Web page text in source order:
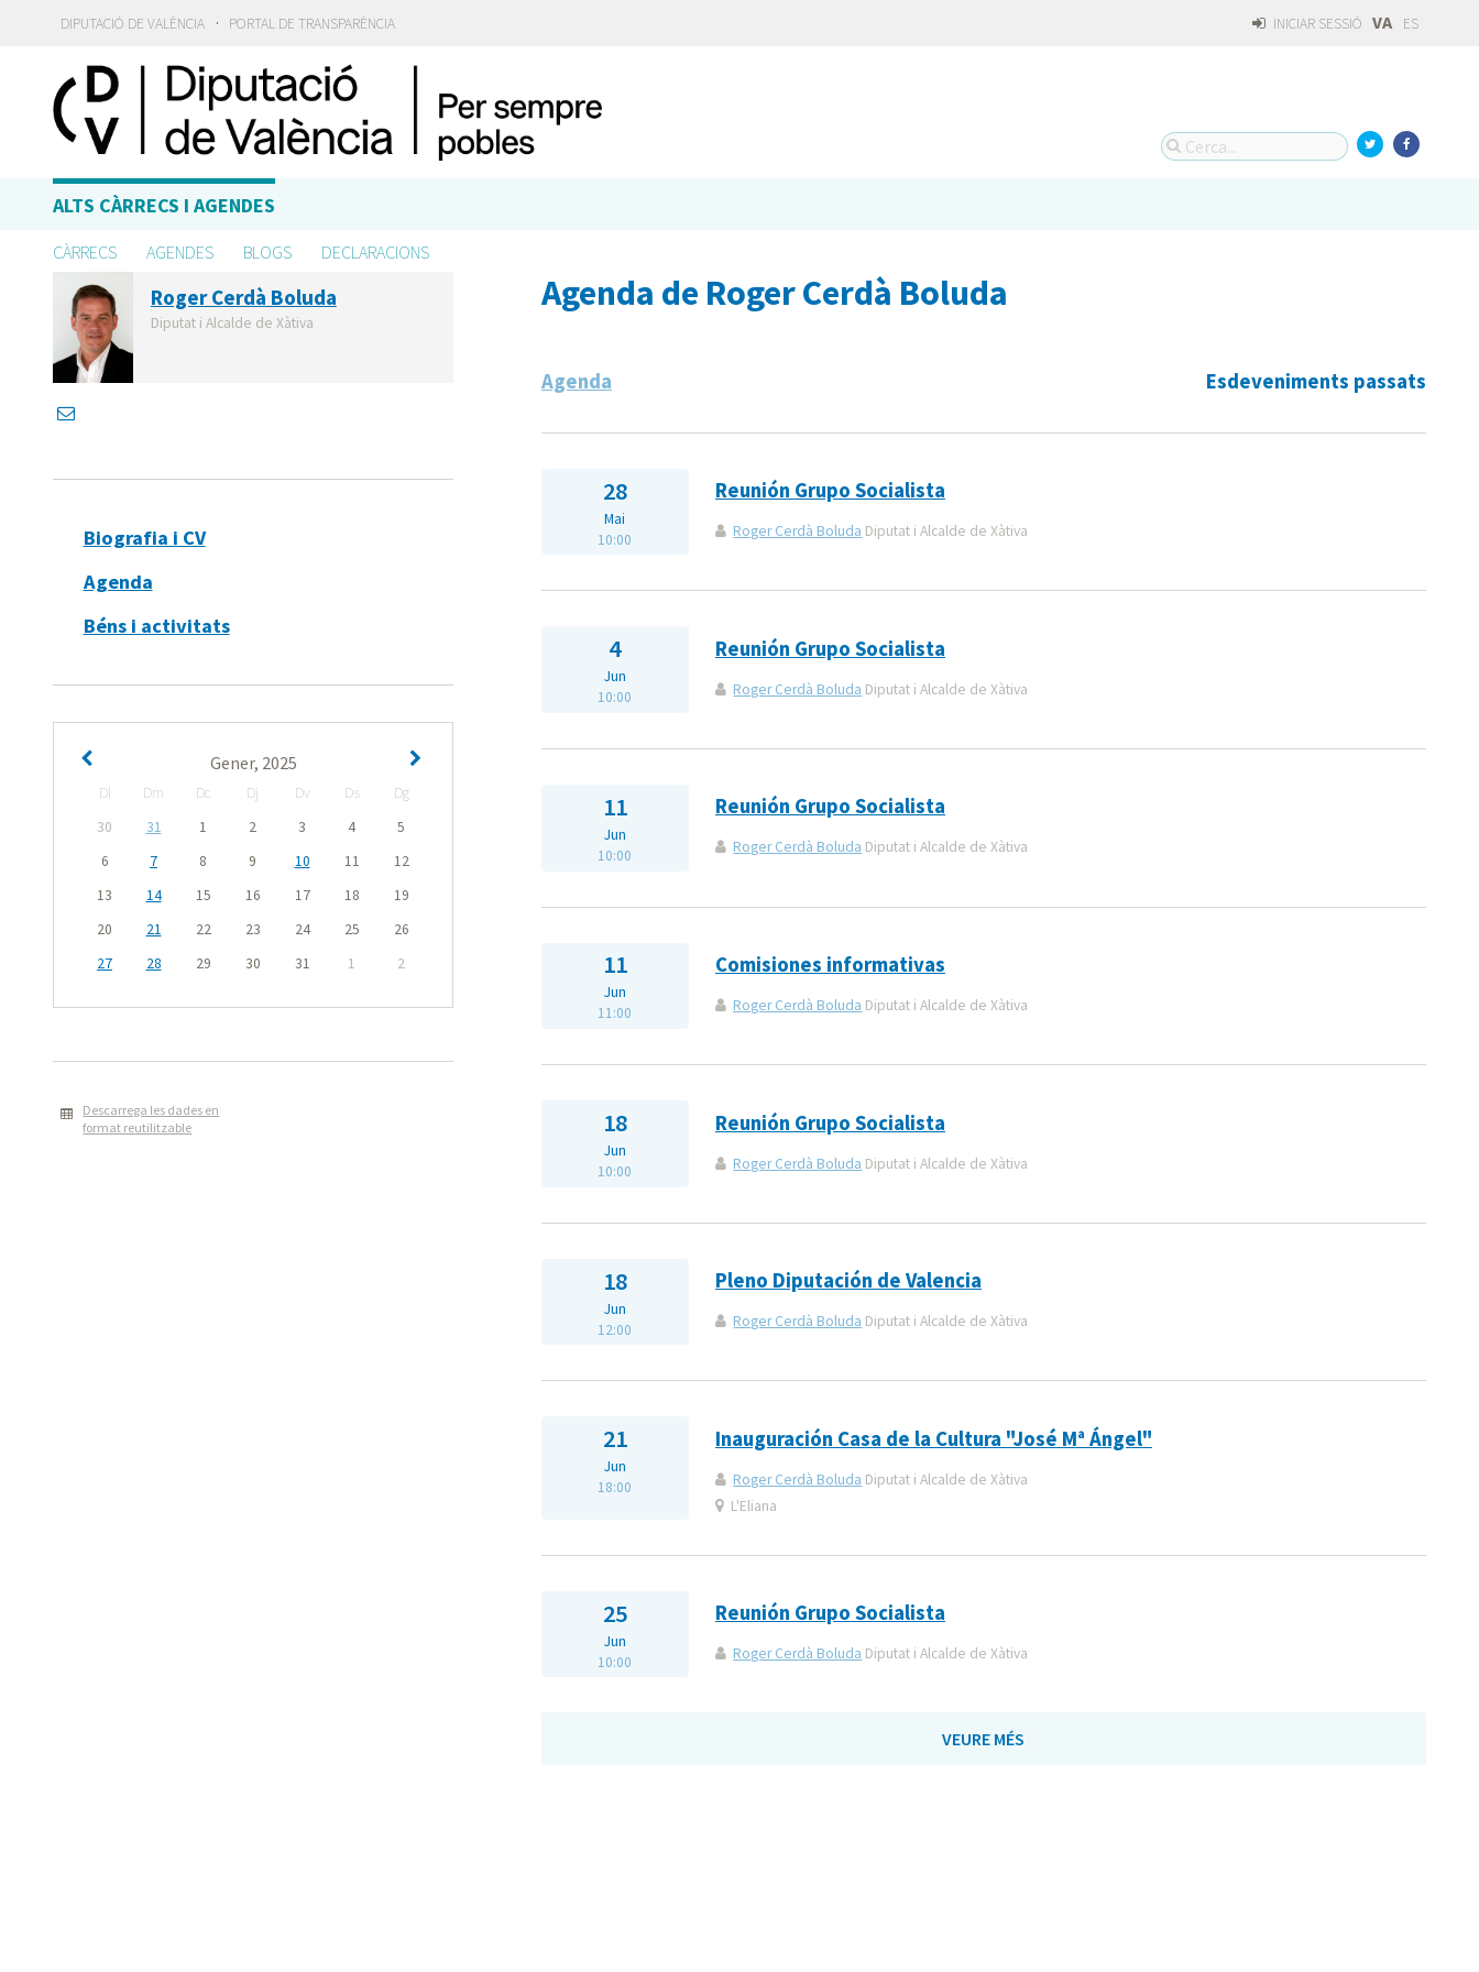
DIPUTACIÓ DE VALÈNCIA · PORTAL DE TRANSPARÈNCIA INICIAR SESSIÓ VA ES
ALTS CÀRRECS I AGENDES
CÀRRECS AGENDES BLOGS DECLARACIONS
Roger Cerdà Boluda
Diputat i Alcalde de Xàtiva
Biografia i CV
Agenda
Béns i activitats
Gener, 2025
Dl Dm Dc Dj Dv Ds
Dg
30
31 1 2 3 4
5
6
7 8 9 10 11
12
13
14 15 16 17 18
19
20
21 22 23 24 25
26
27
28 29 30 31 1 2
Descarrega les dades en
format reutilitzable
Agenda de Roger Cerdà Boluda
Agenda Esdeveniments passats
28
Mai
10:00
Reunión Grupo Socialista
Roger Cerdà Boluda Diputat i Alcalde de Xàtiva
4
Jun
10:00
Reunión Grupo Socialista
Roger Cerdà Boluda Diputat i Alcalde de Xàtiva
11
Jun
10:00
Reunión Grupo Socialista
Roger Cerdà Boluda Diputat i Alcalde de Xàtiva
11
Jun
11:00
Comisiones informativas
Roger Cerdà Boluda Diputat i Alcalde de Xàtiva
18
Jun
10:00
Reunión Grupo Socialista
Roger Cerdà Boluda Diputat i Alcalde de Xàtiva
18
Jun
12:00
Pleno Diputación de Valencia
Roger Cerdà Boluda Diputat i Alcalde de Xàtiva
21
Jun
18:00
Inauguración Casa de la Cultura "José Mª Ángel"
Roger Cerdà Boluda Diputat i Alcalde de Xàtiva
L'Eliana
25
Jun
10:00
Reunión Grupo Socialista
Roger Cerdà Boluda Diputat i Alcalde de Xàtiva
VEURE MÉS